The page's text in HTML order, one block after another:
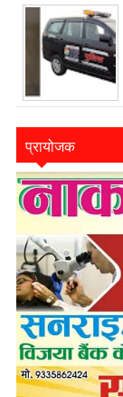
प्रायोजक